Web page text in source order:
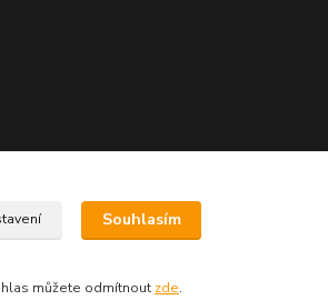
Souhlasím
můžete odmítnout zde.